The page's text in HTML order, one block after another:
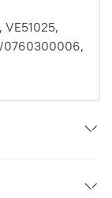
VE51025,